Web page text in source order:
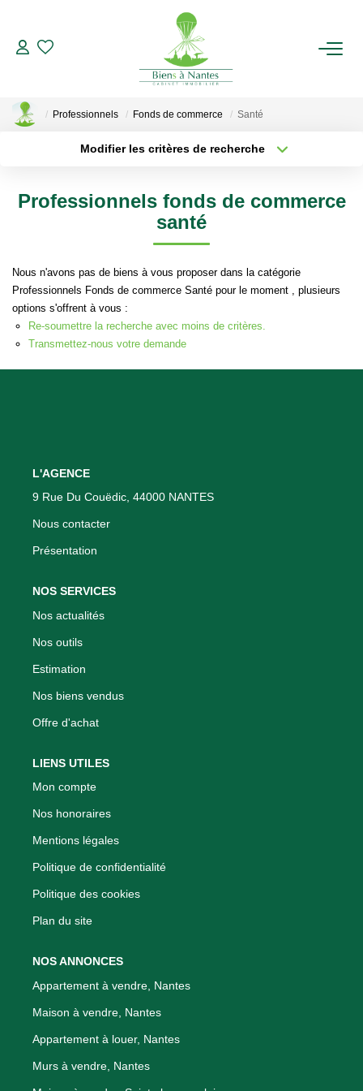
ACHETER
BIENS VENDUS
NOTRE AGENCE
Qui Sommes-Nous
Notre Équipe
Professionnels Fonds de commerce Santé
Modifier les critères de recherche
Type de bien
Professionnels fonds de commerce
santé
Nous n'avons pas de biens à vous proposer dans la catégorie
Professionnels Fonds de commerce Santé pour le moment , plusieurs
options s'offrent à vous :
Re-soumettre la recherche avec moins de critères.
Transmettez-nous votre demande
L'AGENCE
9 Rue Du Couëdic, 44000 NANTES
Nous contacter
Présentation
NOS SERVICES
Nos actualités
Nos outils
Estimation
Nos biens vendus
Offre d'achat
LIENS UTILES
Mon compte
Nos honoraires
Mentions légales
Politique de confidentialité
Politique des cookies
Plan du site
NOS ANNONCES
Appartement à vendre, Nantes
Maison à vendre, Nantes
Appartement à louer, Nantes
Murs à vendre, Nantes